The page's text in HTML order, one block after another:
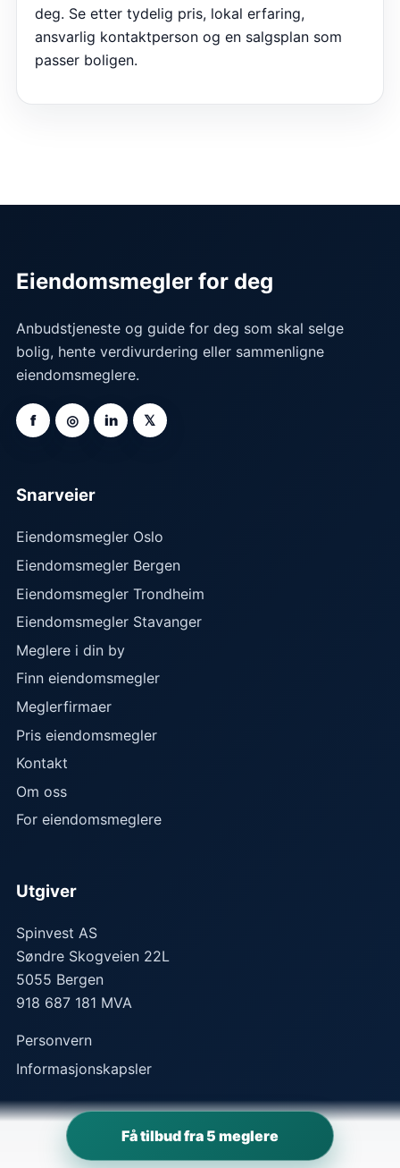
deg. Se etter tydelig pris, lokal erfaring,
ansvarlig kontaktperson og en salgsplan som
passer boligen.
Få tilbud fra 5 meglere
Eiendomsmegler for deg
Anbudstjeneste og guide for deg som skal selge
bolig, hente verdivurdering eller sammenligne
eiendomsmeglere.
f ◎ in 𝕏
Snarveier
Eiendomsmegler Oslo
Eiendomsmegler Bergen
Eiendomsmegler Trondheim
Eiendomsmegler Stavanger
Meglere i din by
Finn eiendomsmegler
Meglerfirmaer
Pris eiendomsmegler
Kontakt
Om oss
For eiendomsmeglere
Utgiver
Spinvest AS
Søndre Skogveien 22L
5055 Bergen
918 687 181 MVA
Personvern
Informasjonskapsler